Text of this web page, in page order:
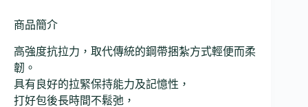
商品簡介
高強度抗拉力，取代傳統的鋼帶捆紮方式輕便而柔
韌。
具有良好的拉緊保持能力及記憶性，
打好包後長時間不鬆弛，